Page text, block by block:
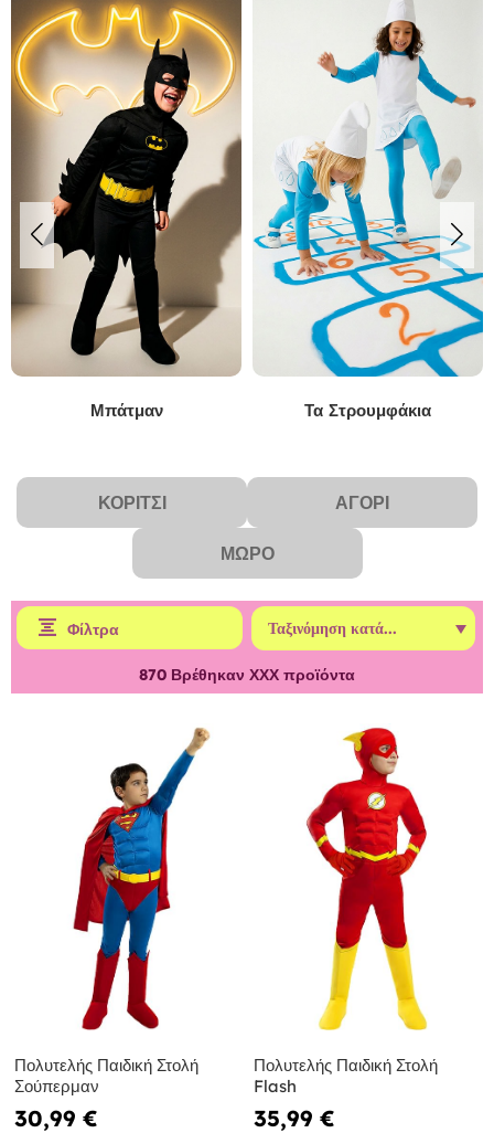
Μπάτμαν Τα Στρουμφάκια
ΚΟΡΊΤΣΙ ΑΓΌΡΙ
ΜΩΡΌ
Φίλτρα
870 Βρέθηκαν ΧΧΧ προϊόντα
Πολυτελής Παιδική Στολή
Σούπερμαν
30,99 €
Πολυτελής Παιδική Στολή
Flash
35,99 €